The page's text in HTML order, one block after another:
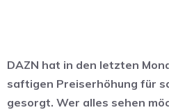
DAZN hat in den letzten
saftigen Preiserhöhung für
gesorgt. Wer alles sehen